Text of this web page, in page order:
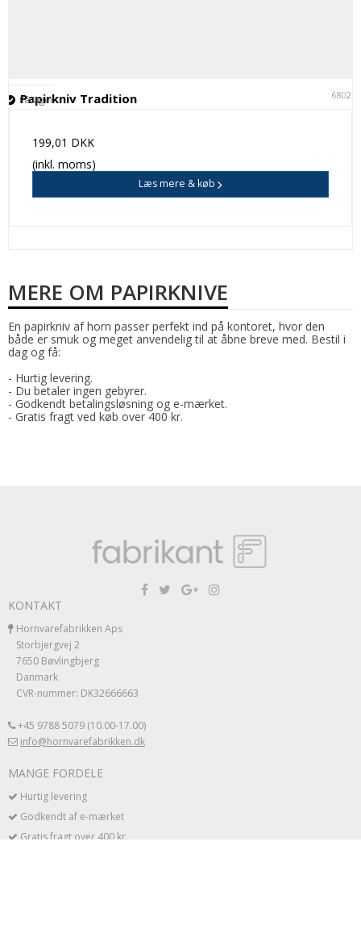
Papirkniv Tradition 68021
På lager
199,01 DKK
(inkl. moms)
Læs mere & køb
MERE OM PAPIRKNIVE
En papirkniv af horn passer perfekt ind på kontoret, hvor den
både er smuk og meget anvendelig til at åbne breve med. Bestil i
dag og få:
- Hurtig levering.
- Du betaler ingen gebyrer.
- Godkendt betalingsløsning og e-mærket.
- Gratis fragt ved køb over 400 kr.
KONTAKT
Hornvarefabrikken Aps
Storbjergvej 2
7650 Bøvlingbjerg
Danmark
CVR-nummer: DK32666663
+45 9788 5079 (10.00-17.00)
info@hornvarefabrikken.dk
MANGE FORDELE
Hurtig levering
Godkendt af e-mærket
Gratis fragt over 400 kr.